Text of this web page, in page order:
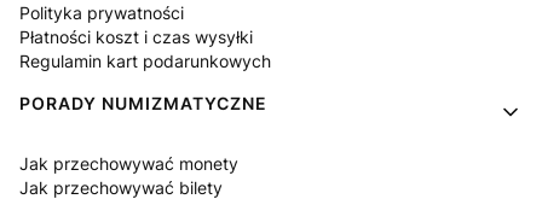
Polityka prywatności
Płatności koszt i czas wysyłki
Regulamin kart podarunkowych
PORADY NUMIZMATYCZNE
Jak przechowywać monety
Jak przechowywać bilety